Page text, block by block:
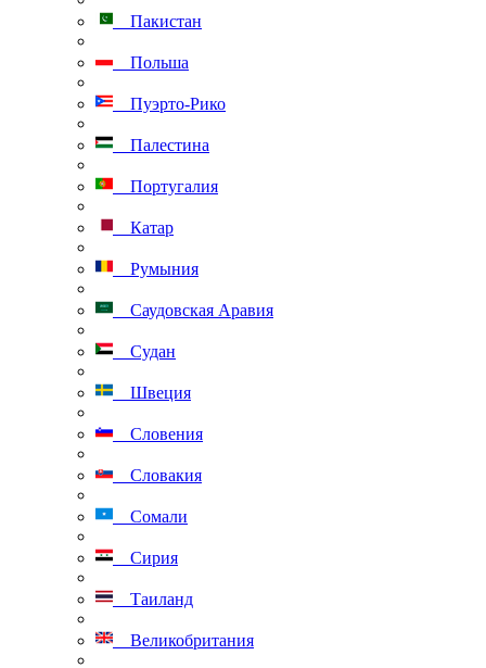
Пакистан
Польша
Пуэрто-Рико
Палестина
Португалия
Катар
Румыния
Саудовская Аравия
Судан
Швеция
Словения
Словакия
Сомали
Сирия
Таиланд
Великобритания